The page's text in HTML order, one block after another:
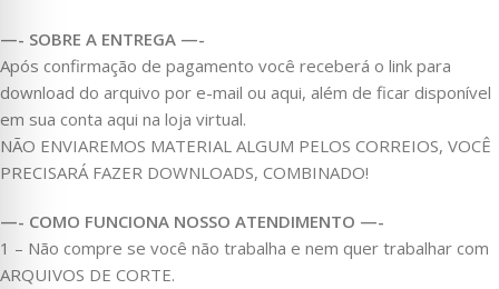
—- SOBRE A ENTREGA —-
Após confirmação de pagamento você receberá o link para
download do arquivo por e-mail ou aqui, além de ficar disponível
em sua conta aqui na loja virtual.
NÃO ENVIAREMOS MATERIAL ALGUM PELOS CORREIOS, VOCÊ
PRECISARÁ FAZER DOWNLOADS, COMBINADO!
—- COMO FUNCIONA NOSSO ATENDIMENTO —-
1 – Não compre se você não trabalha e nem quer trabalhar com
ARQUIVOS DE CORTE.